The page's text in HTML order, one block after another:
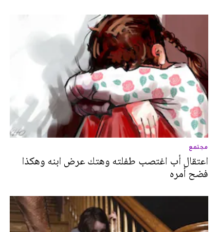
مجتمع
اعتقال أب اغتصب طفلته وهتك عرض ابنه وهكذا
فضح أمره